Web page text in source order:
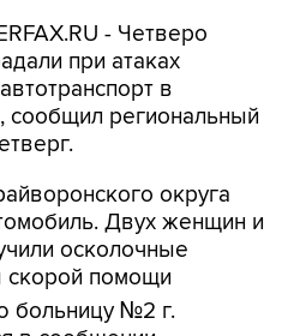
- Четверо
при атаках
в
сообщил региональный
округа
Двух женщин и
осколочные
скорой помощи
больницу №2 г.